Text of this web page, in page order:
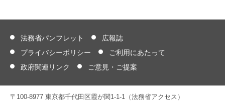
法務省パンフレット
広報誌
プライバシーポリシー
ご利用にあたって
政府関連リンク
ご意見・ご提案
〒100-8977 東京都千代田区霞が関1-1-1（法務省アクセス）